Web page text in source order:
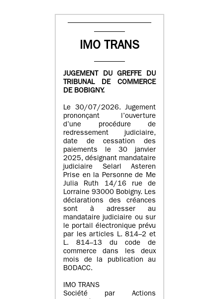
IMO TRANS
JUGEMENT DU GREFFE DU
TRIBUNAL DE COMMERCE
DE BOBIGNY.
Le 30/07/2026. Jugement
prononçant l’ouverture
d’une procédure de
redressement judiciaire,
date de cessation des
paiements le 30 janvier
2025, désignant mandataire
judiciaire Selarl Asteren
Prise en la Personne de Me
Julia Ruth 14/16 rue de
Lorraine 93000 Bobigny. Les
déclarations des créances
sont à adresser au
mandataire judiciaire ou sur
le portail électronique prévu
par les articles L. 814–2 et
L. 814–13 du code de
commerce dans les deux
mois de la publication au
BODACC.
IMO TRANS
Société par Actions